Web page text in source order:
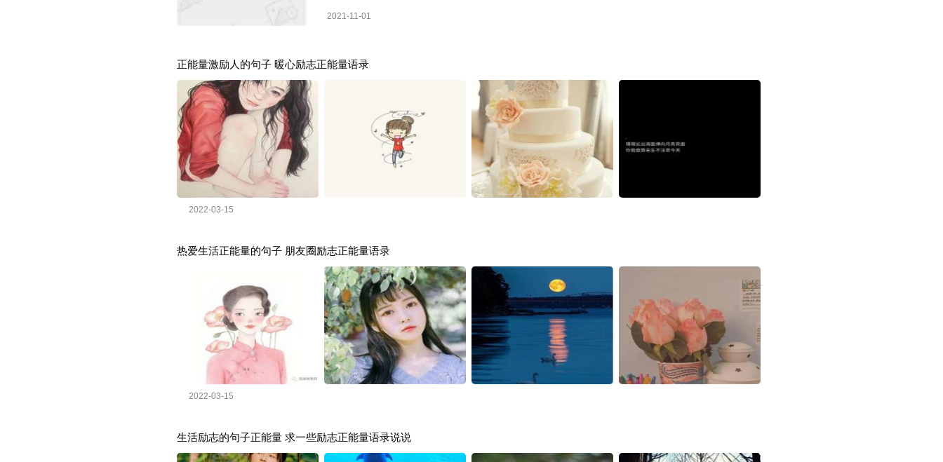
2021-11-01
正能量激励人的句子 暖心励志正能量语录
2022-03-15
热爱生活正能量的句子 朋友圈励志正能量语录
2022-03-15
生活励志的句子正能量 求一些励志正能量语录说说